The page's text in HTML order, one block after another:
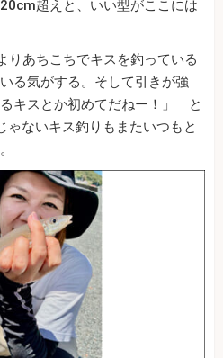
超えと、いい型がここには
りあちこちでキスを釣っている
る気がする。そして引きが強
キスとか初めてだねー！」 と
ないキス釣りもまたいつもと